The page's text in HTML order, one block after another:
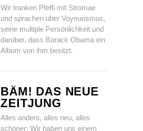
Wir tranken Pfeffi mit Stromae
und sprachen über Voyeurismus,
seine multiple Persönlichkeit und
darüber, dass Barack Obama ein
Album von ihm besitzt.
BÄM! DAS NEUE
ZEITJUNG
Alles anders, alles neu, alles
schöner: Wir haben uns einem